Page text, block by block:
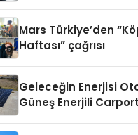
Mars Türkiye’den
Haftası” çağrısı
Geleceğin Enerjisi
Güneş Enerjili